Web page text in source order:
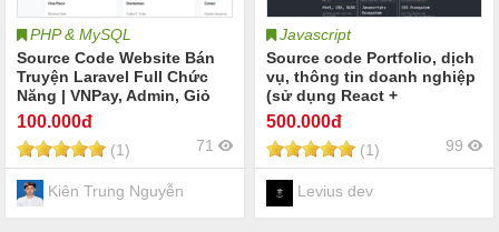
PHP & MySQL
Source Code Website Bán
Truyện Laravel Full Chức
Năng | VNPay, Admin, Giỏ
Hàng
100.000đ
(1) 71
Kiên Trung Nguyễn
Javascript
Source code Portfolio, dịch
vụ, thông tin doanh nghiệp
(sử dụng React +
Typescript, Tailwinds và
Vite boots, motion React)))
500.000đ
(1) 99
Levius dev